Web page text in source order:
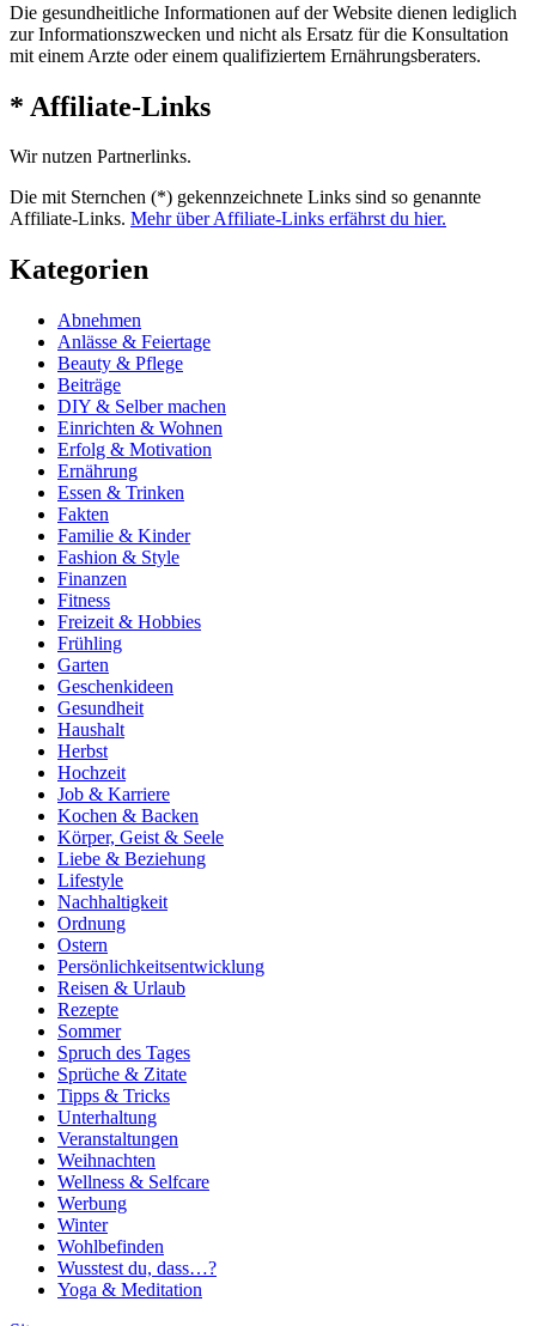
Die gesundheitliche Informationen auf der Website dienen lediglich
zur Informationszwecken und nicht als Ersatz für die Konsultation
mit einem Arzte oder einem qualifiziertem Ernährungsberaters.
* Affiliate-Links
Wir nutzen Partnerlinks.
Die mit Sternchen (*) gekennzeichnete Links sind so genannte
Affiliate-Links. Mehr über Affiliate-Links erfährst du hier.
Kategorien
Abnehmen
Anlässe & Feiertage
Beauty & Pflege
Beiträge
DIY & Selber machen
Einrichten & Wohnen
Erfolg & Motivation
Ernährung
Essen & Trinken
Fakten
Familie & Kinder
Fashion & Style
Finanzen
Fitness
Freizeit & Hobbies
Frühling
Garten
Geschenkideen
Gesundheit
Haushalt
Herbst
Hochzeit
Job & Karriere
Kochen & Backen
Körper, Geist & Seele
Liebe & Beziehung
Lifestyle
Nachhaltigkeit
Ordnung
Ostern
Persönlichkeitsentwicklung
Reisen & Urlaub
Rezepte
Sommer
Spruch des Tages
Sprüche & Zitate
Tipps & Tricks
Unterhaltung
Veranstaltungen
Weihnachten
Wellness & Selfcare
Werbung
Winter
Wohlbefinden
Wusstest du, dass…?
Yoga & Meditation